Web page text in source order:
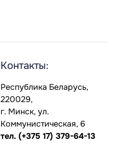
Контакты:
Республика Беларусь,
220029,
г. Минск, ул.
Коммунистическая, 6
тел. (+375 17) 379-64-13